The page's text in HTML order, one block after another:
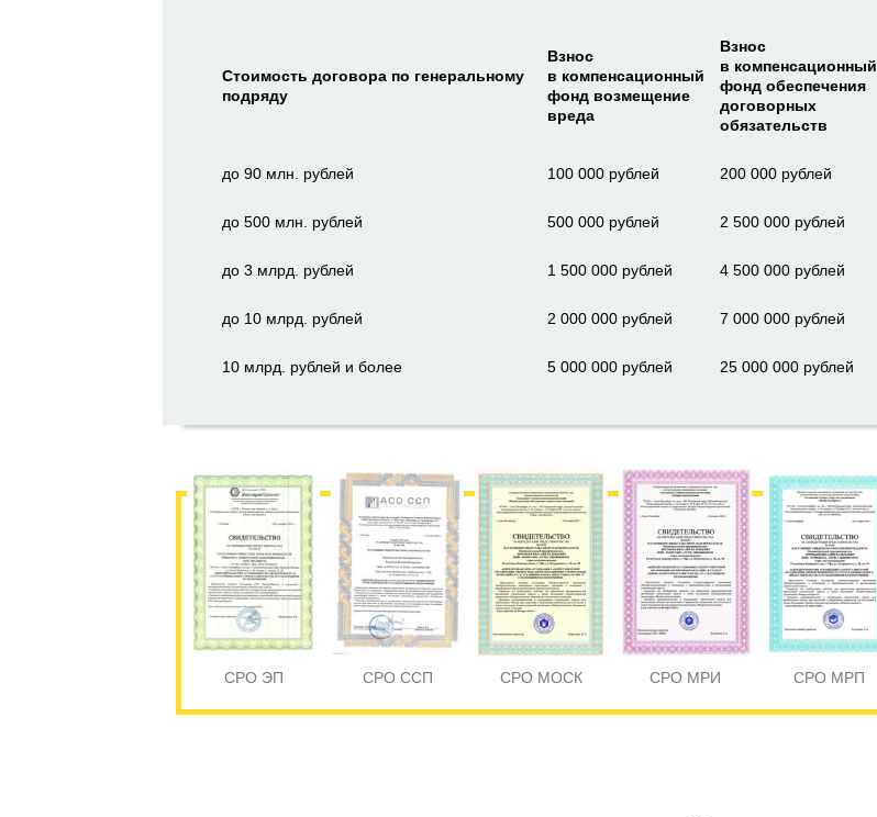
Стоимость договора по генеральному
подряду
Взнос
в компенсационный
фонд возмещение
вреда
Взнос
в компенсационный
фонд обеспечения
договорных
обязательств
до 90 млн. рублей 100 000 рублей 200 000 рублей
до 500 млн. рублей 500 000 рублей 2 500 000 рублей
до 3 млрд. рублей 1 500 000 рублей 4 500 000 рублей
до 10 млрд. рублей 2 000 000 рублей 7 000 000 рублей
10 млрд. рублей и более 5 000 000 рублей 25 000 000 рублей
СРО ЭП СРО ССП СРО МОСК СРО МРИ СРО МРП